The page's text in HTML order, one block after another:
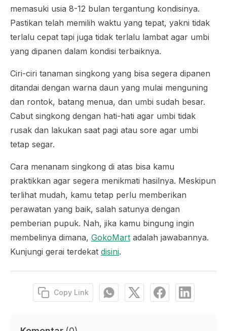
memasuki usia 8-12 bulan tergantung kondisinya.
Pastikan telah memilih waktu yang tepat, yakni tidak
terlalu cepat tapi juga tidak terlalu lambat agar umbi
yang dipanen dalam kondisi terbaiknya.
Ciri-ciri tanaman singkong yang bisa segera dipanen
ditandai dengan warna daun yang mulai menguning
dan rontok, batang menua, dan umbi sudah besar.
Cabut singkong dengan hati-hati agar umbi tidak
rusak dan lakukan saat pagi atau sore agar umbi
tetap segar.
Cara menanam singkong di atas bisa kamu
praktikkan agar segera menikmati hasilnya. Meskipun
terlihat mudah, kamu tetap perlu memberikan
perawatan yang baik, salah satunya dengan
pemberian pupuk. Nah, jika kamu bingung ingin
membelinya dimana, GokoMart adalah jawabannya.
Kunjungi gerai terdekat disini.
Copy Link